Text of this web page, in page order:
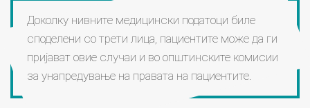
Доколку нивните медицински податоци биле
споделени со трети лица, пациентите може да ги
пријават овие случаи и во општинските комисии
за унапредување на правата на пациентите.